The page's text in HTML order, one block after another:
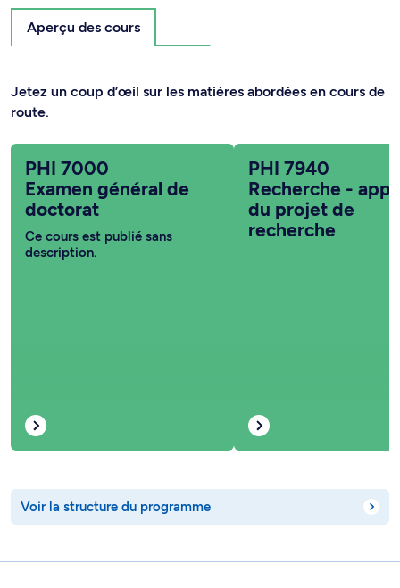
Aperçu des cours
Jetez un coup d’œil sur les matières abordées en cours de
route.
PHI 7000
Examen général de
doctorat
Ce cours est publié sans
description.
PHI 7940
Recherche -
du projet de
recherche
Voir la structure du programme